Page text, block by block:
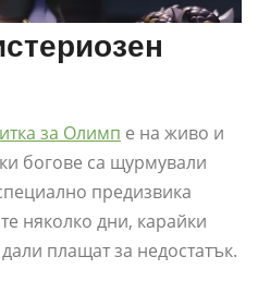
за Олимп е на живо и
богове са щурмували
предизвика
няколко дни, карайки
плащат за недостатък.